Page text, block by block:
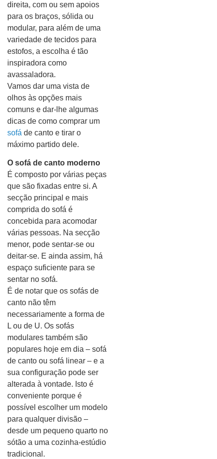
direita, com ou sem apoios
para os braços, sólida ou
modular, para além de uma
variedade de tecidos para
estofos, a escolha é tão
inspiradora como
avassaladora.
Vamos dar uma vista de
olhos às opções mais
comuns e dar-lhe algumas
dicas de como comprar um
sofá de canto e tirar o
máximo partido dele.
O sofá de canto moderno
É composto por várias peças
que são fixadas entre si. A
secção principal e mais
comprida do sofá é
concebida para acomodar
várias pessoas. Na secção
menor, pode sentar-se ou
deitar-se. E ainda assim, há
espaço suficiente para se
sentar no sofá.
É de notar que os sofás de
canto não têm
necessariamente a forma de
L ou de U. Os sofás
modulares também são
populares hoje em dia – sofá
de canto ou sofá linear – e a
sua configuração pode ser
alterada à vontade. Isto é
conveniente porque é
possível escolher um modelo
para qualquer divisão –
desde um pequeno quarto no
sótão a uma cozinha-estúdio
tradicional.